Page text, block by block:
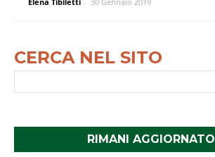
CERCA NEL SITO
RIMANI AGGIORNATO